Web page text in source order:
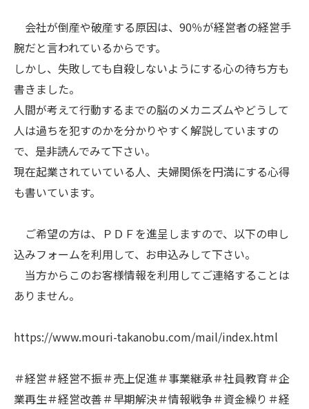
会社が倒産や破産する原因は、90％が経営者の経営手
腕だと言われているからです。
しかし、失敗しても自殺しないようにする心の待ち方も
書きました。
人間が考えて行動するまでの脳のメカニズムやどうして
人は過ちを犯すのかを分かりやすく解説していますの
で、是非読んでみて下さい。
現在起業されていている人、夫婦関係を円満にする心得
も書いています。
ご希望の方は、ＰＤＦを進呈しますので、以下の申し
込みフォームを利用して、お申込みして下さい。
当方からこのお客様情報を利用してご連絡することは
ありません。
https://www.mouri-takanobu.com/mail/index.html
＃経営＃経営不振＃売上促進＃事業継承＃社員教育＃企
業再生＃経営改善＃早期解決＃情報戦争＃資金繰り＃経